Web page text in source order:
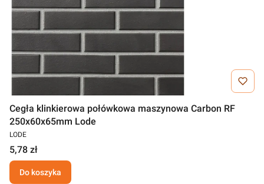
Cegła klinkierowa połówkowa maszynowa Carbon RF
250x60x65mm Lode
LODE
5,78 zł
Do koszyka